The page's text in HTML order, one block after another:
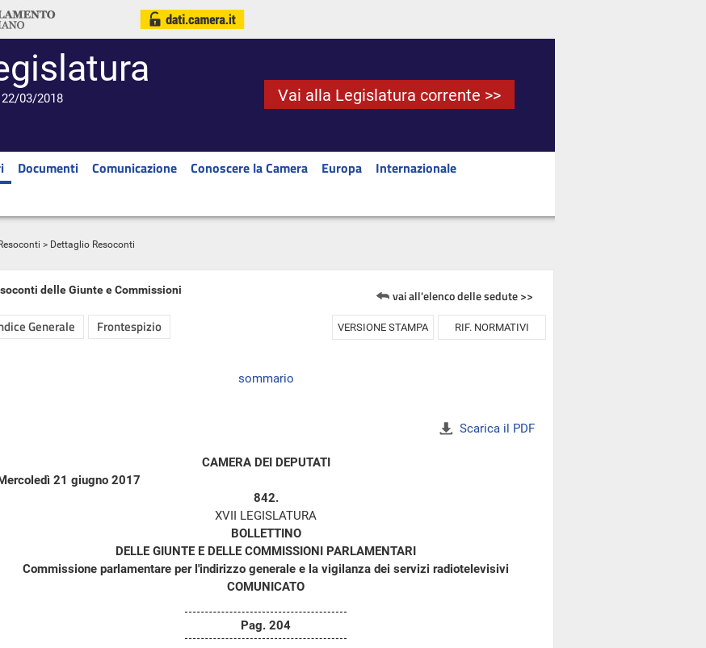
03/2018 Vai alla Legislatura corrente >>
Documenti Comunicazione Conoscere la Camera Europa
Internazionale
Resoconti > Dettaglio Resoconti
delle Giunte e Commissioni vai all'elenco delle sedute >>
Generale Frontespizio VERSIONE STAMPA RIF. NORMATIVI
sommario
Scarica il PDF
CAMERA DEI DEPUTATI
21 giugno 2017
842.
XVII LEGISLATURA
BOLLETTINO
DELLE GIUNTE E DELLE COMMISSIONI PARLAMENTARI
Commissione parlamentare per l'indirizzo generale e la vigilanza dei servizi radiotelevisivi
COMUNICATO
Pag. 204